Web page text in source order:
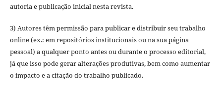
autoria e publicação inicial nesta revista.
3) Autores têm permissão para publicar e distribuir seu trabalho
online (ex.: em repositórios institucionais ou na sua página
pessoal) a qualquer ponto antes ou durante o processo editorial,
já que isso pode gerar alterações produtivas, bem como aumentar
o impacto e a citação do trabalho publicado.